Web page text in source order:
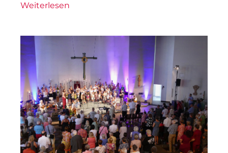
Weiterlesen